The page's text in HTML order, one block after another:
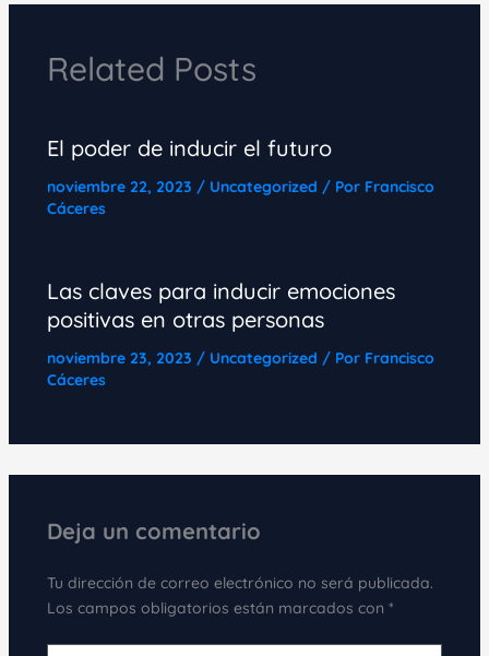
Related Posts
El poder de inducir el futuro
noviembre 22, 2023 / Uncategorized / Por Francisco
Cáceres
Las claves para inducir emociones
positivas en otras personas
noviembre 23, 2023 / Uncategorized / Por Francisco
Cáceres
Deja un comentario
Tu dirección de correo electrónico no será publicada.
Los campos obligatorios están marcados con *